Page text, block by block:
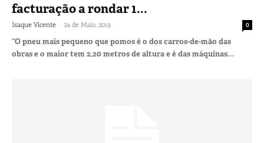
facturação a rondar 1...
Isaque Vicente - 24 de Maio, 2019 0
“O pneu mais pequeno que pomos é o dos carros-de-mão das
obras e o maior tem 2,20 metros de altura e é das máquinas...